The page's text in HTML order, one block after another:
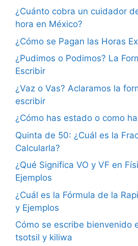
¿Cuánto cobra un cuidador
hora en México?
¿Cómo se Pagan las Horas
¿Pudimos o Podimos? La
Escribir
¿Vaz o Vas? Aclaramos la
escribir
¿Cómo has estado o como
Quinta de 50: ¿Cuál es la
Calcularla?
¿Qué Significa VO y VF en
Ejemplos
¿Cuál es la Fórmula de la
y Ejemplos
Cómo se escribe bienvenido
tsotsil y kiliwa